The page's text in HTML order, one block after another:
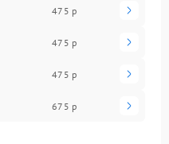
475 р
475 р
475 р
675 р